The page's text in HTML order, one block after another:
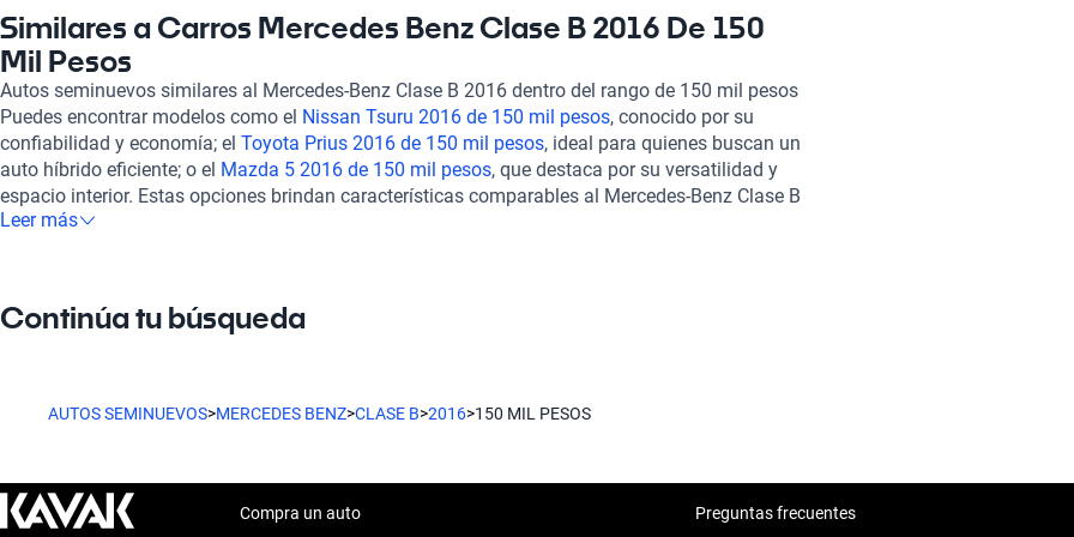
mecánico y estético. Además, ofrecemos opciones de financiamiento flexibles y planes de
garantía adaptados a tus necesidades, lo que te permite adquirir este modelo sin
complicaciones. La experiencia de compra es totalmente en línea, facilitando el proceso desde
la comodidad de tu hogar, respaldada por soporte postventa para cualquier consulta o
requerimiento. Si te interesa explorar otras opciones dentro del mismo rango de precio,
considera elToyota Camry 2016 de 150 mil pesos , conocido por su fiabilidad y eficiencia.
También puedes mirar elToyota Yaris 2016 de 150 mil pesos, que combina economía y
funcionalidad, o elHonda Fit 2016 de 150 mil pesos, ideal para quienes buscan un auto
pequeño, ágil y versátil. Explora todas nuestras opciones en Kavak y descubre cómo el
Similares a Carros Mercedes Benz Clase B 2016 De 150
Mil Pesos
Autos seminuevos similares al Mercedes-Benz Clase B 2016 dentro del rango de 150 mil pesos
Puedes encontrar modelos como el Nissan Tsuru 2016 de 150 mil pesos, conocido por su
confiabilidad y economía; el Toyota Prius 2016 de 150 mil pesos, ideal para quienes buscan un
auto híbrido eficiente; o el Mazda 5 2016 de 150 mil pesos, que destaca por su versatilidad y
espacio interior. Estas opciones brindan características comparables al Mercedes-Benz Clase B
2016, asegurando que tu elección se ajuste a tu presupuesto sin sacrificar calidad ni
Leer más
Continúa tu búsqueda
AUTOS SEMINUEVOS>MERCEDES BENZ>CLASE B>2016>150 MIL PESOS
Compra un auto Preguntas frecuentes